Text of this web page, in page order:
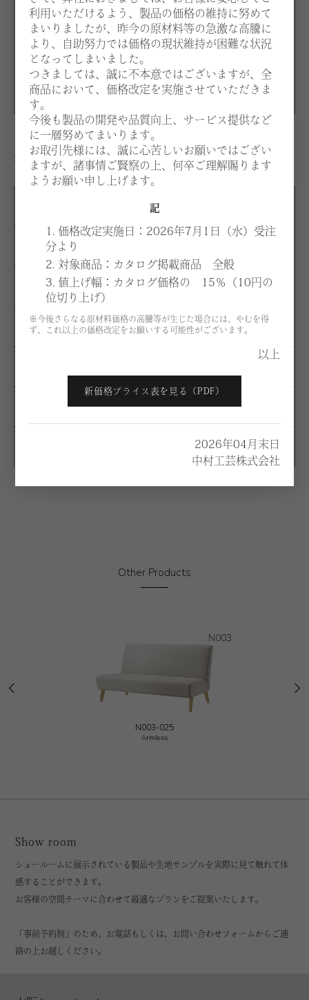
利用いただけるよう、製品の価格の維持に努めて
まいりましたが、昨今の原材料等の急激な高騰に
より、自助努力では価格の現状維持が困難な状況
となってしまいました。
つきましては、誠に不本意ではございますが、全
商品において、価格改定を実施させていただきま
す。
今後も製品の開発や品質向上、サービス提供など
に一層努めてまいります。
お取引先様には、誠に心苦しいお願いではござい
ますが、諸事情ご賢察の上、何卒ご理解賜ります
ようお願い申し上げます。
記
1. 価格改定実施日：2026年7月1日（水）受注
分より
2. 対象商品：カタログ掲載商品 全般
3. 値上げ幅：カタログ価格の 15％（10円の
位切り上げ）
※今後さらなる原材料価格の高騰等が生じた場合には、やむを得
ず、これ以上の価格改定をお願いする可能性がございます。
以上
新価格プライス表を見る（PDF）
2026年04月末日
中村工芸株式会社
ナチュラル
ADB
ダークブラウン
AWA
ウォルナット
生地：価格はお選びいただく張地、仕様により異なりま
す。
¥394,500
D ¥432,400
¥683,100
※価格は税別になります。
Other Products
N003
N003-025
Armless
Show room
ショールームに展示されている製品や生地サンプルを実際に見て触れて体
感することができます。
お客様の空間テーマに合わせて最適なプランをご提案いたします。
「事前予約制」のため、お電話もしくは、お問い合わせフォームからご連
絡の上お越しください。